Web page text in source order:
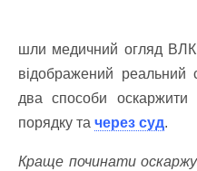
шли медичний огляд ВЛК,
відображений реальний
два способи
порядку та через cyд.
Краще починати